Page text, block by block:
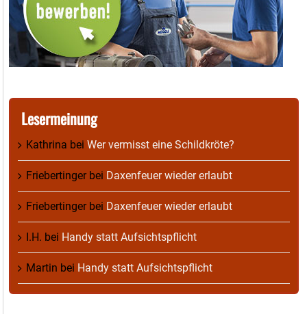
Lesermeinung
Kathrina bei Wer vermisst eine Schildkröte?
Friebertingerbei Daxenfeuer wieder erlaubt
Friebertingerbei Daxenfeuer wieder erlaubt
I.H. bei Handy statt Aufsichtspflicht
Martin bei Handy statt Aufsichtspflicht